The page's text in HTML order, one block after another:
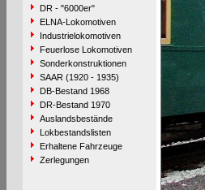
DR - "6000er"
ELNA-Lokomotiven
Industrielokomotiven
Feuerlose Lokomotiven
Sonderkonstruktionen
SAAR (1920 - 1935)
DB-Bestand 1968
DR-Bestand 1970
Auslandsbestände
Lokbestandslisten
Erhaltene Fahrzeuge
Zerlegungen